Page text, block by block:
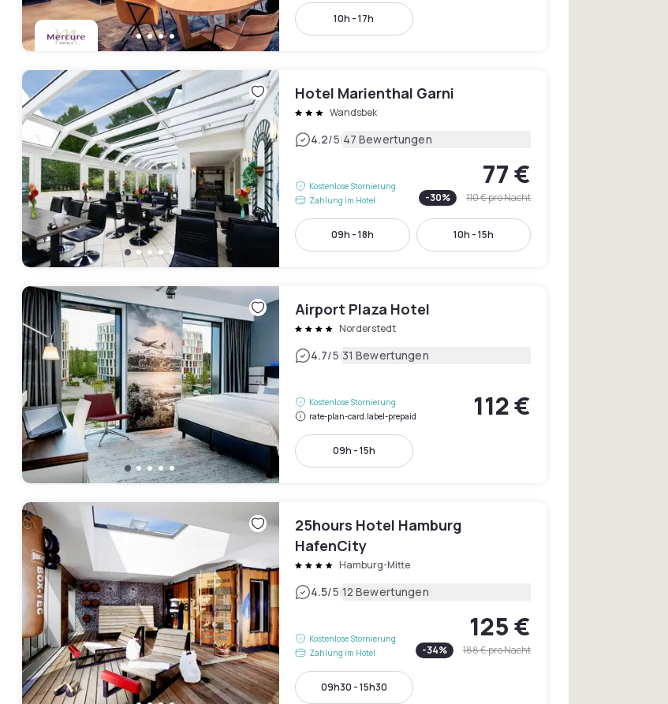
10h - 17h
Hotel Marienthal Garni
Wandsbek
4.2/5|47 Bewertungen
Kostenlose Stornierung
Zahlung im Hotel
77 €
-30% 110 €pro Nacht
09h - 18h 10h - 15h
Airport Plaza Hotel
Norderstedt
4.7/5|31 Bewertungen
Kostenlose Stornierung
rate-plan-card.label-prepaid
112 €
09h - 15h
25hours Hotel Hamburg
HafenCity
Hamburg-Mitte
4.5/5|12 Bewertungen
Kostenlose Stornierung
Zahlung im Hotel
125 €
-34% 188 €pro Nacht
09h30 - 15h30